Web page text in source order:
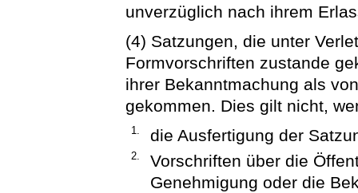
unverzüglich nach ihrem
(4) Satzungen, die unter
Formvorschriften zustande
ihrer Bekanntmachung als
gekommen. Dies gilt nicht,
1. die Ausfertigung der
2.
Vorschriften über die
Genehmigung oder die